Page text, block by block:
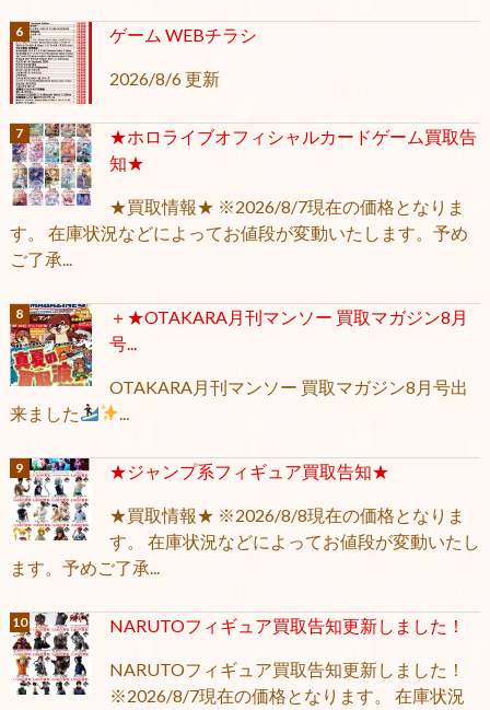
ゲーム WEBチラシ
2026/8/6 更新
★ホロライブオフィシャルカードゲーム買取告
知★
★買取情報★ ※2026/8/7現在の価格となりま
す。 在庫状況などによってお値段が変動いたします。予め
ご了承...
＋★OTAKARA月刊マンソー 買取マガジン8月
号...
OTAKARA月刊マンソー 買取マガジン8月号出
来ました
★ジャンプ系フィギュア買取告知★
★買取情報★ ※2026/8/8現在の価格となりま
す。 在庫状況などによってお値段が変動いたし
ます。予めご了承...
NARUTOフィギュア買取告知更新しました！
NARUTOフィギュア買取告知更新しました！
※2026/8/7現在の価格となります。 在庫状況